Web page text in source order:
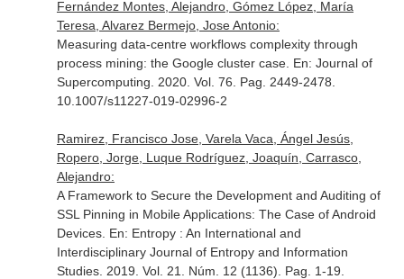
Fernández Montes, Alejandro, Gómez López, María
Teresa, Alvarez Bermejo, Jose Antonio:
Measuring data-centre workflows complexity through
process mining: the Google cluster case. En: Journal of
Supercomputing . 2020. Vol. 76. Pag. 2449-2478.
10.1007/s11227-019-02996-2
Ramirez, Francisco Jose, Varela Vaca, Ángel Jesús,
Ropero, Jorge, Luque Rodríguez, Joaquín, Carrasco,
Alejandro:
A Framework to Secure the Development and Auditing of
SSL Pinning in Mobile Applications: The Case of Android
Devices. En: Entropy : An International and
Interdisciplinary Journal of Entropy and Information
Studies. 2019. Vol. 21. Núm. 12 (1136). Pag. 1-19.